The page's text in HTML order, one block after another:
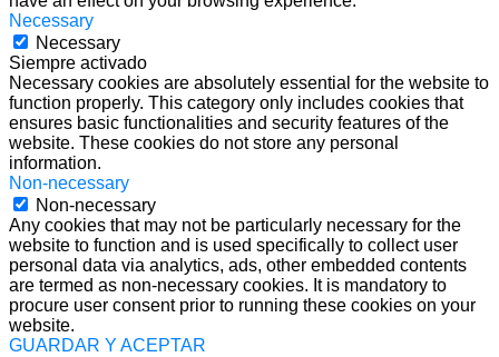
Necessary
Necessary
Siempre activado
Necessary cookies are absolutely essential for the website to
function properly. This category only includes cookies that
ensures basic functionalities and security features of the
website. These cookies do not store any personal
information.
Non-necessary
Non-necessary
Any cookies that may not be particularly necessary for the
website to function and is used specifically to collect user
personal data via analytics, ads, other embedded contents
are termed as non-necessary cookies. It is mandatory to
procure user consent prior to running these cookies on your
website.
GUARDAR Y ACEPTAR